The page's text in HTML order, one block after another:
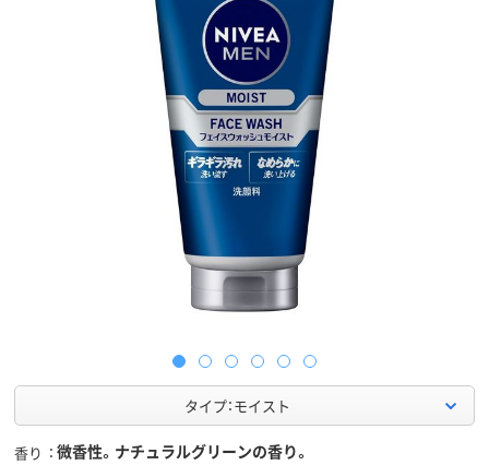
タイプ：モイスト
香り 微香性。ナチュラルグリーンの香り。